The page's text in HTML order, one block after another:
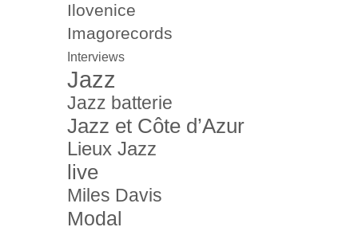
Ilovenice
Imagorecords
Interviews
Jazz
Jazz batterie
Jazz et Côte d’Azur
Lieux Jazz
live
Miles Davis
Modal